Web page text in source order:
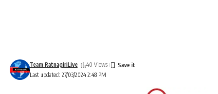
Last updated: 27/03/2024 2:48 PM
Team RatnagiriLive 40 Views